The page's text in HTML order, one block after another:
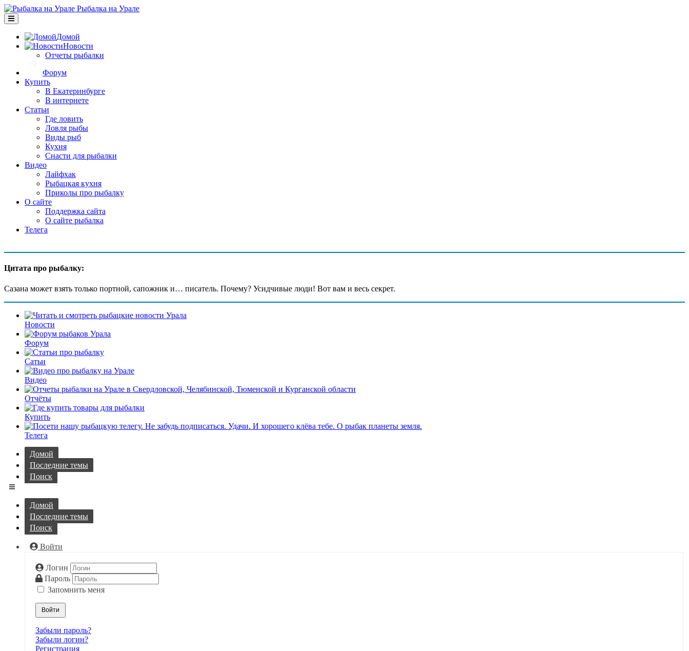
Рыбалка на Урале
Домой
Новости
Отчеты рыбалки
Форум
Купить
В Екатеринбурге
В интернете
Статьи
Где ловить
Ловля рыбы
Виды рыб
Кухня
Снасти для рыбалки
Видео
Лайфхак
Рыбацкая кухня
Приколы про рыбалку
О сайте
Поддержка сайта
О сайте рыбалка
Телега
Цитата про рыбалку:
Сазана может взять только портной, сапожник и… писатель. Почему? Усидчивые люди! Вот вам и весь секрет.
Новости
Форум
Сатьи
Видео
Отчёты
Купить
Телега
Домой
Последние темы
Поиск
Домой
Последние темы
Поиск
Войти
Логин
Пароль
Запомнить меня
Войти
Забыли пароль?
Забыли логин?
Регистрация